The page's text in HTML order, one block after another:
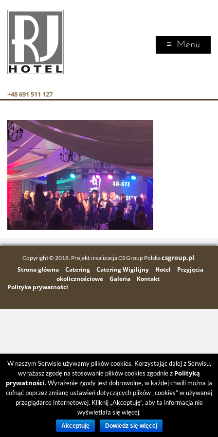
+48 691 511 127
Menu
Copyright © 2018. Projekt i realizacja CS Group Polskacsgroup.pl.
Strona główna Catering Catering Wigilijny Hotel
Przyjęcia
okolicznościowe
Galeria
Kontakt
Polityka prywatności
W naszym Serwisie używamy plików cookies. Korzystając dalej z Serwisu,
wyrażasz zgodę na stosowanie plików cookies zgodnie z Polityką
prywatności. Wyrażenie zgody jest dobrowolne, w każdej chwili można ją
cofnąć poprzez zmianę ustawień dotyczących plików „cookies” w używanej
przeglądarce internetowej. Kliknij „Akceptuję”, aby ta informacja nie
wyświetlała się więcej.
Akceptuję Dowiedz się więcej